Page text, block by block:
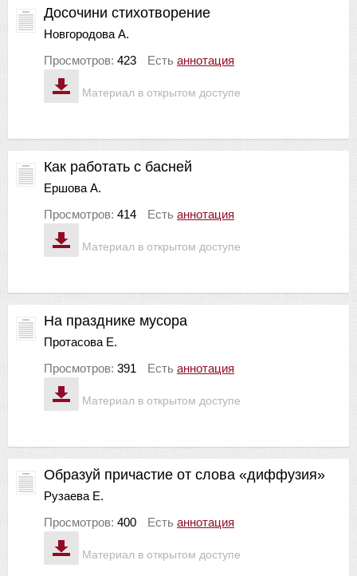
Материал в открытом доступе
Досочини стихотворение
Новгородова А.
Просмотров: 423 Есть аннотация
Материал в открытом доступе
Как работать с басней
Ершова А.
Просмотров: 414 Есть аннотация
Материал в открытом доступе
На празднике мусора
Протасова Е.
Просмотров: 391 Есть аннотация
Материал в открытом доступе
Образуй причастие от слова «диффузия»
Рузаева Е.
Просмотров: 400 Есть аннотация